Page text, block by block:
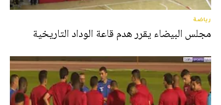
رياضة
مجلس البيضاء يقرر هدم قاعة الوداد التاريخية